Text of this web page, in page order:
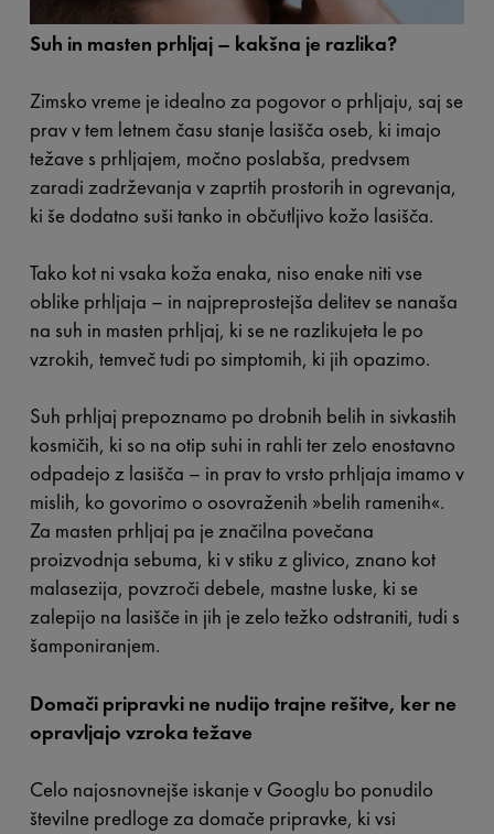
Suh in masten prhljaj – kakšna je razlika?
Zimsko vreme je idealno za pogovor o prhljaju, saj se
prav v tem letnem času stanje lasišča oseb, ki imajo
težave s prhljajem, močno poslabša, predvsem
zaradi zadrževanja v zaprtih prostorih in ogrevanja,
ki še dodatno suši tanko in občutljivo kožo lasišča.
Tako kot ni vsaka koža enaka, niso enake niti vse
oblike prhljaja – in najpreprostejša delitev se nanaša
na suh in masten prhljaj, ki se ne razlikujeta le po
vzrokih, temveč tudi po simptomih, ki jih opazimo.
Suh prhljaj prepoznamo po drobnih belih in sivkastih
kosmičih, ki so na otip suhi in rahli ter zelo enostavno
odpadejo z lasišča – in prav to vrsto prhljaja imamo v
mislih, ko govorimo o osovraženih »belih ramenih«.
Za masten prhljaj pa je značilna povečana
proizvodnja sebuma, ki v stiku z glivico, znano kot
malasezija, povzroči debele, mastne luske, ki se
zalepijo na lasišče in jih je zelo težko odstraniti, tudi s
šamponiranjem.
Domači pripravki ne nudijo trajne rešitve, ker ne
opravljajo vzroka težave
Celo najosnovnejše iskanje v Googlu bo ponudilo
številne predloge za domače pripravke, ki vsi